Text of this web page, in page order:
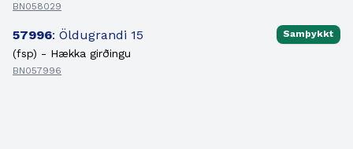
BN058029
57996: Öldugrandi 15
(fsp) - Hækka girðingu
BN057996
Samþykkt